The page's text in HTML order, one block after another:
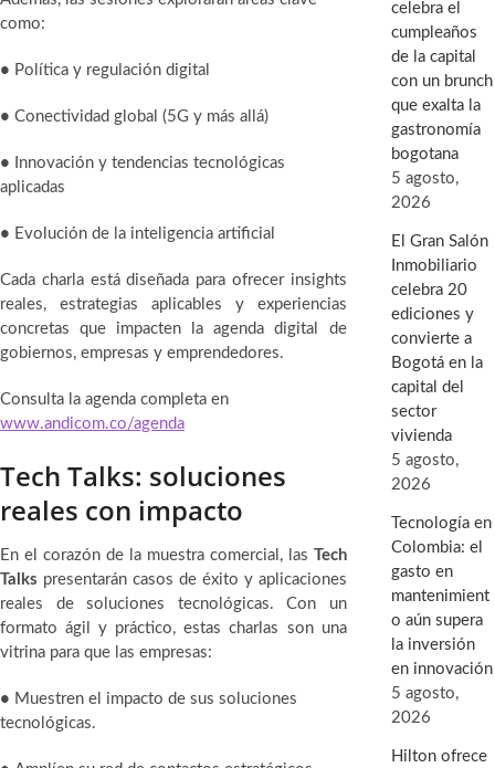
como:
• Política y regulación digital
• Conectividad global (5G y más allá)
•
Innovación y tendencias tecnológicas
aplicadas
• Evolución de la inteligencia artificial
Cada charla está diseñada para ofrecer insights
reales, estrategias aplicables y experiencias
concretas que impacten la agenda digital de
gobiernos, empresas y emprendedores.
Consulta la agenda completa en
www.andicom.co/agenda
Tech Talks: soluciones
reales con impacto
En el corazón de la muestra comercial, las Tech
Talks presentarán casos de éxito y aplicaciones
reales de soluciones tecnológicas. Con un
formato ágil y práctico, estas charlas son una
vitrina para que las empresas:
• Muestren el impacto de sus soluciones
tecnológicas.
celebra el
cumpleaños
de la capital
con un brunch
que exalta la
gastronomía
bogotana
5 agosto,
2026
El Gran Salón
Inmobiliario
celebra 20
ediciones y
convierte a
Bogotá en la
capital del
sector
vivienda
5 agosto,
2026
Tecnología en
Colombia: el
gasto en
mantenimient
o aún supera
la inversión
en innovación
5 agosto,
2026
Hilton ofrece